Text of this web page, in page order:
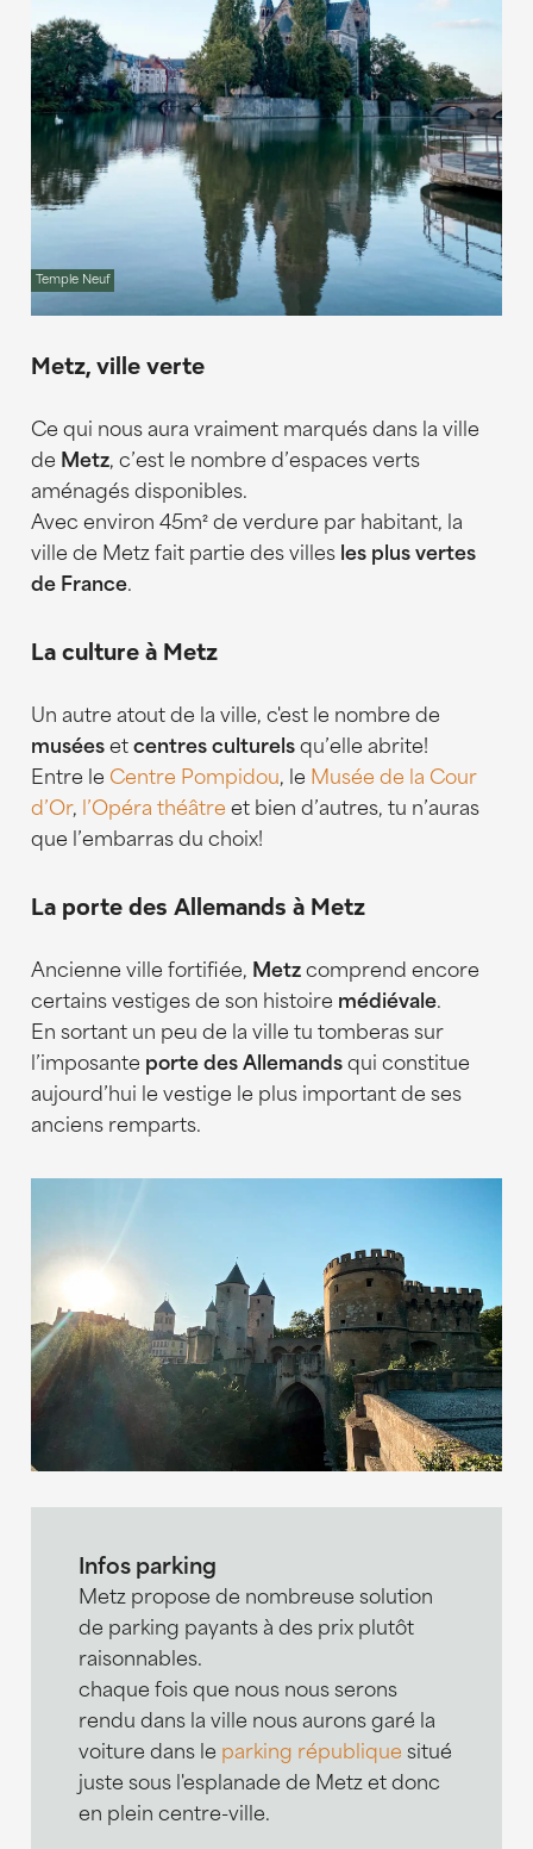
Temple Neuf
Metz, ville verte
Ce qui nous aura vraiment marqués dans la ville
de Metz, c’est le nombre d’espaces verts
aménagés disponibles.
Avec environ 45m² de verdure par habitant, la
ville de Metz fait partie des villes les plus vertes
de France.
La culture à Metz
Un autre atout de la ville, c'est le nombre de
musées et centres culturelsqu’elle abrite!
Entre le Centre Pompidou, le Musée de la Cour
d’Or, l’Opéra théâtre et bien d’autres, tu n’auras
que l’embarras du choix!
La porte des Allemands à Metz
Ancienne ville fortifiée, Metz comprend encore
certains vestiges de son histoire médiévale.
En sortant un peu de la ville tu tomberas sur
l’imposante porte des Allemandsqui constitue
aujourd’hui le vestige le plus important de ses
anciens remparts.
Infos parking
Metz propose de nombreuse solution
de parking payants à des prix plutôt
raisonnables.
chaque fois que nous nous serons
rendu dans la ville nous aurons garé la
voiture dans le parking république situé
juste sous l'esplanade de Metz et donc
en plein centre-ville.